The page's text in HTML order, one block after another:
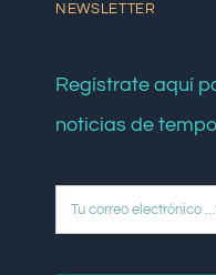
NEWSLETTER
Regístrate aquí
noticias de